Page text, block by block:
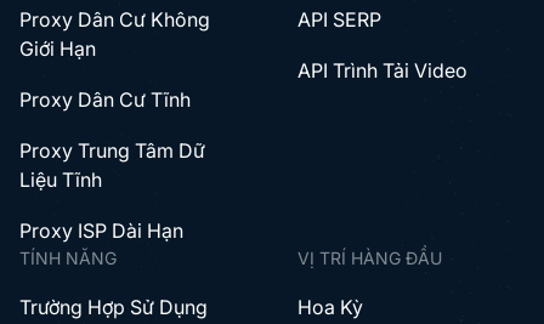
Proxy Dân Cư Không
Giới Hạn
Proxy Dân Cư Tĩnh
Proxy Trung Tâm Dữ
Liệu Tĩnh
Proxy ISP Dài Hạn
API SERP
API Trình Tải Video
TÍNH NĂNG
Trường Hợp Sử Dụng
VỊ TRÍ HÀNG ĐẦU
Hoa Kỳ